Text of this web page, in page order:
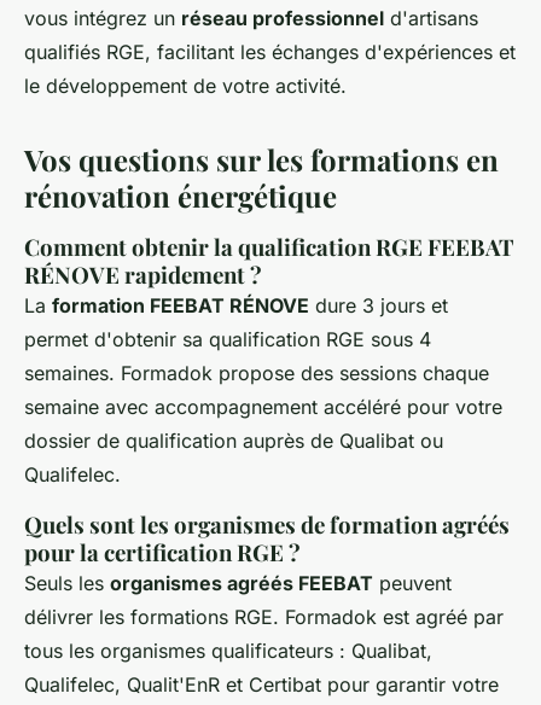
vous intégrez un réseau professionnel d'artisans
qualifiés RGE, facilitant les échanges d'expériences et
le développement de votre activité.
Vos questions sur les formations en
rénovation énergétique
Comment obtenir la qualification RGE FEEBAT
RÉNOVE rapidement ?
La formation FEEBAT RÉNOVE dure 3 jours et
permet d'obtenir sa qualification RGE sous 4
semaines. Formadok propose des sessions chaque
semaine avec accompagnement accéléré pour votre
dossier de qualification auprès de Qualibat ou
Qualifelec.
Quels sont les organismes de formation agréés
pour la certification RGE ?
Seuls les organismes agréés FEEBAT peuvent
délivrer les formations RGE. Formadok est agréé par
tous les organismes qualificateurs : Qualibat,
Qualifelec, Qualit'EnR et Certibat pour garantir votre